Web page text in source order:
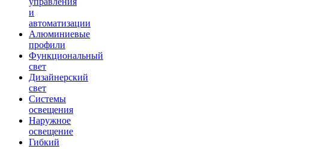
и
автоматизации
Алюминиевые
профили
Функциональный
свет
Дизайнерский
свет
Системы
освещения
Наружное
освещение
Гибкий